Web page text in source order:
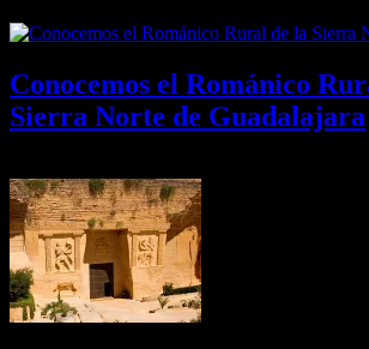
Conocemos el Románico
Sierra Norte de Guadalajara